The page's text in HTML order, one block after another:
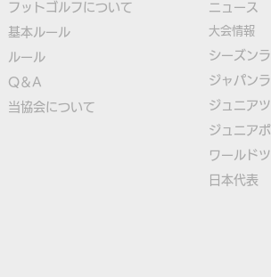
古田選手が日本勢トップの10
位タイ！フットゴルフ初のユ
フットゴルフについて
基本ルール
ルール
Q＆A
​当協会について
​ニュース
大会情報
シーズン
ジャパン
ジュニア
ジュニア
ワールド
​​日本代表